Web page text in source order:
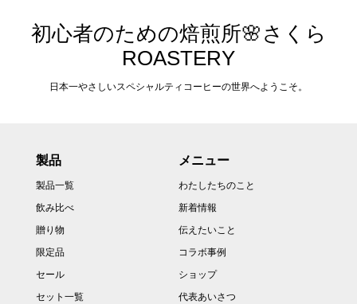
格
は
し
価
格
で
格
は
¥35,760
し
価
格
は
で
初心者のための焙煎所🌸さくら
ROASTERY
日本一やさしいスペシャルティコーヒーの世界へようこそ。
製品
製品一覧
飲み比べ
贈り物
限定品
セール
セット一覧
メニュー
わたしたちのこと
新着情報
伝えたいこと
コラボ事例
ショップ
代表あいさつ